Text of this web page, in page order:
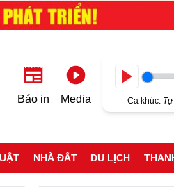
Báo in Media Ca khúc:
NHÀ ĐẤT DU LỊCH